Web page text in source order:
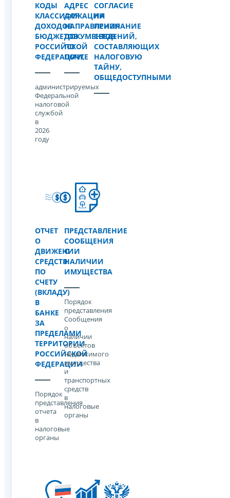
КОДЫ
КЛАССИФИКАЦИИ
ДОХОДОВ
БЮДЖЕТОВ
РОССИЙСКОЙ
ФЕДЕРАЦИИ,
администрируемых
Федеральной
налоговой
службой
в
2026
году
АДРЕС
ДЛЯ
НАПРАВЛЕНИЯ
ДОКУМЕНТОВ
ПО
ПОЧТЕ
СОГЛАСИЕ
НА
ПРИЗНАНИЕ
СВЕДЕНИЙ,
СОСТАВЛЯЮЩИХ
НАЛОГОВУЮ
ТАЙНУ,
ОБЩЕДОСТУПНЫМИ
ОТЧЕТ
О
ДВИЖЕНИИ
СРЕДСТВ
ПО
СЧЕТУ
(ВКЛАДУ)
В
БАНКЕ
ЗА
ПРЕДЕЛАМИ
ТЕРРИТОРИИ
РОССИЙСКОЙ
ФЕДЕРАЦИИ
Порядок
представления
отчета
в
налоговые
органы
ПРЕДСТАВЛЕНИЕ
СООБЩЕНИЯ
О
НАЛИЧИИ
ИМУЩЕСТВА
Порядок
представления
Сообщения
о
наличии
объектов
недвижимого
имущества
и
транспортных
средств
в
налоговые
органы